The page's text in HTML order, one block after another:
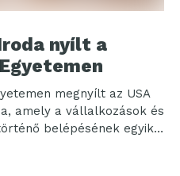
nyílt a
megnyílt az USA
amely a vállalkozások és
belépésének egyik